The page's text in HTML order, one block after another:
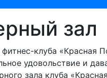
зал
клуба «Красная
удовольствие и
зала клуба